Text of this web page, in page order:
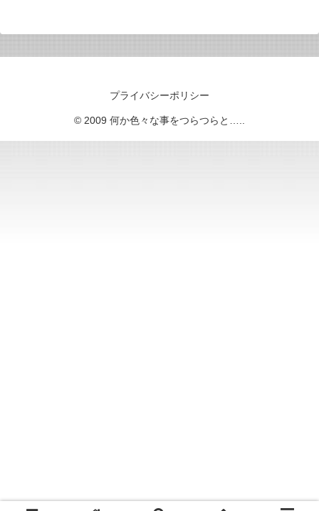
プライバシーポリシー
© 2009 何か色々な事をつらつらと…..